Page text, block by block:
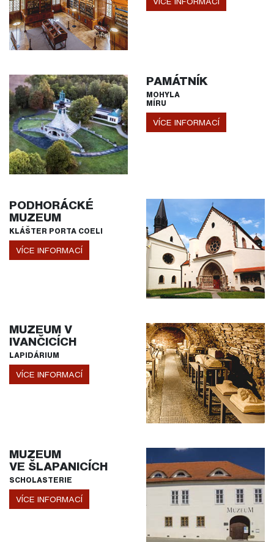
PAMÁTNÍK
MOHYLA
MÍRU
VÍCE INFORMACÍ
PODHORÁCKÉ
MUZEUM
KLÁŠTER PORTA COELI
VÍCE INFORMACÍ
MUZEUM V
IVANČICÍCH
LAPIDÁRIUM
VÍCE INFORMACÍ
MUZEUM
VE ŠLAPANICÍCH
SCHOLASTERIE
VÍCE INFORMACÍ